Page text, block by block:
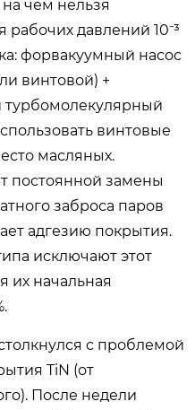
чем нельзя
давлений 10⁻³
форвакуумный насос
винтовой) +
винтовые
масляных.
постоянной замены
заброса паров
адгезию покрытия.
исключают этот
их начальная
с проблемой
TiN (от
После недели